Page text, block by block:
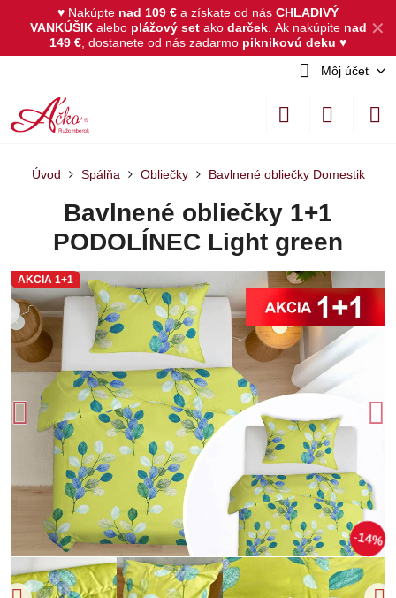
✕
♥ Nakúpte nad 109 € a získate od nás CHLADIVÝ
VANKÚŠIKalebo plážový set akodarček. Ak nakúpite nad
149 € , dostanete od nás zadarmo piknikovú deku ♥
Môj účet
AKCIA 1+1
14%
Úvod Spálňa Obliečky Bavlnené obliečky Domestik
Bavlnené obliečky 1+1
PODOLÍNEC Light green